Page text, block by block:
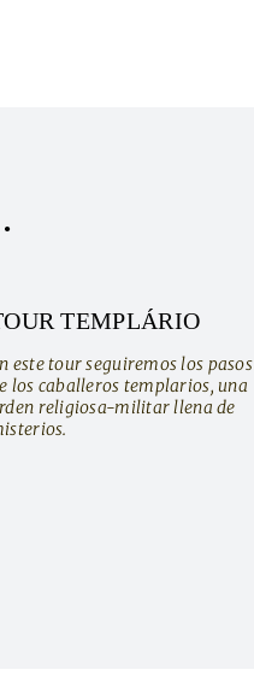
TEMPLÁRIO
este tour seguiremos los pasos
los caballeros templarios, una
religiosa-militar llena de